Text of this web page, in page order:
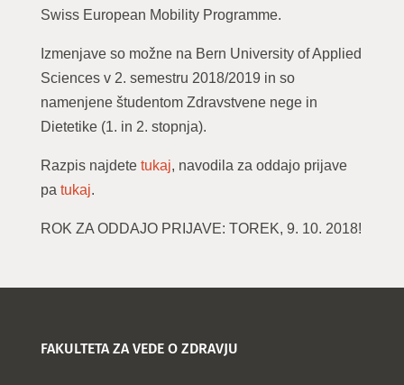
Swiss European Mobility Programme.
Izmenjave so možne na Bern University of Applied
Sciences v 2. semestru 2018/2019 in so
namenjene študentom Zdravstvene nege in
Dietetike (1. in 2. stopnja).
Razpis najdete tukaj, navodila za oddajo prijave
pa tukaj.
ROK ZA ODDAJO PRIJAVE: TOREK, 9. 10. 2018!
FAKULTETA ZA VEDE O ZDRAVJU